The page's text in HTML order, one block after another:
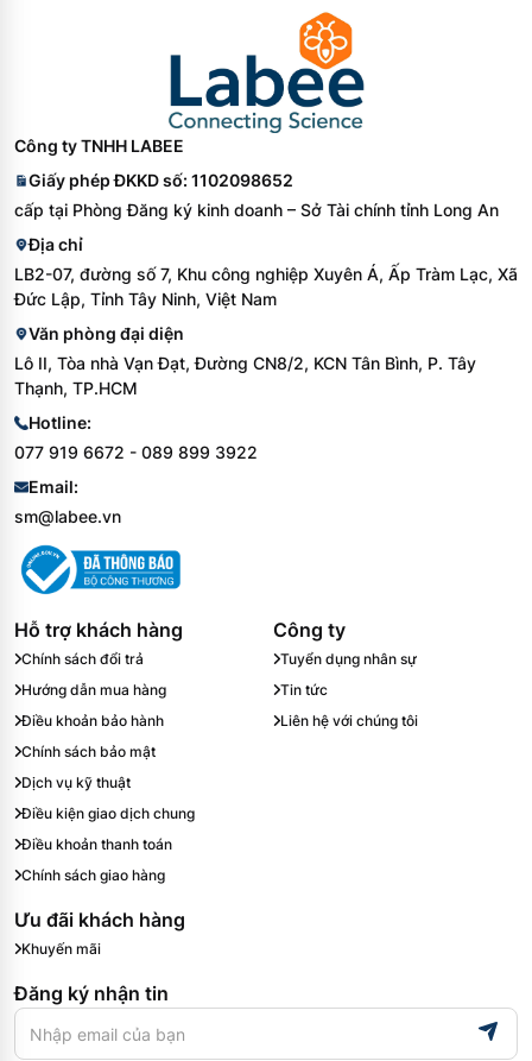
Công ty TNHH LABEE
Giấy phép ĐKKD số: 1102098652
cấp tại Phòng Đăng ký kinh doanh – Sở Tài chính tỉnh Long An
Địa chỉ
LB2-07, đường số 7, Khu công nghiệp Xuyên Á, Ấp Tràm Lạc, Xã
Đức Lập, Tỉnh Tây Ninh, Việt Nam
Văn phòng đại diện
Lô II, Tòa nhà Vạn Đạt, Đường CN8/2, KCN Tân Bình, P. Tây
Thạnh, TP.HCM
Hotline:
077 919 6672 - 089 899 3922
Email:
sm@labee.vn
Hỗ trợ khách hàng
Chính sách đổi trả
Hướng dẫn mua hàng
Điều khoản bảo hành
Chính sách bảo mật
Dịch vụ kỹ thuật
Điều kiện giao dịch chung
Điều khoản thanh toán
Chính sách giao hàng
Công ty
Tuyển dụng nhân sự
Tin tức
Liên hệ với chúng tôi
Ưu đãi khách hàng
Khuyến mãi
Đăng ký nhận tin